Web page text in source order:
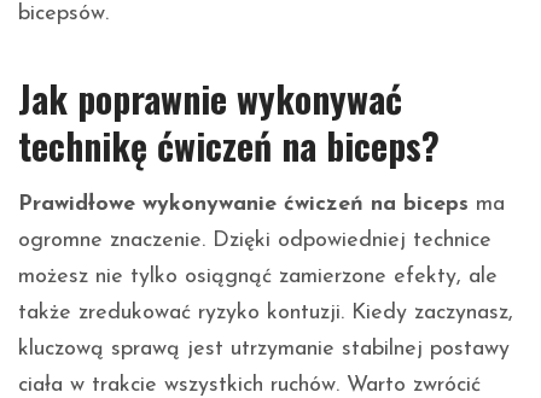
bicepsów.
Jak poprawnie wykonywać
technikę ćwiczeń na biceps?
Prawidłowe wykonywanie ćwiczeń na biceps ma
ogromne znaczenie. Dzięki odpowiedniej technice
możesz nie tylko osiągnąć zamierzone efekty, ale
także zredukować ryzyko kontuzji. Kiedy zaczynasz,
kluczową sprawą jest utrzymanie stabilnej postawy
ciała w trakcie wszystkich ruchów. Warto zwrócić